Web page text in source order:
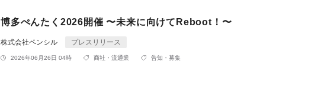
博多ぺんたく2026開催 〜未来に向けてReboot！〜
株式会社ペンシル プレスリリース
2026年06月26日 04時 商社・流通業 告知・募集